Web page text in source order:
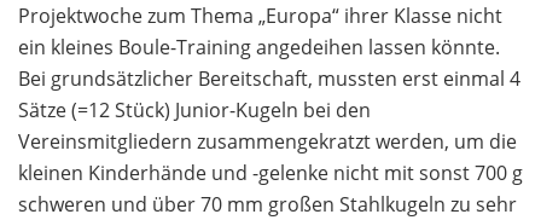
Projektwoche zum Thema „Europa“ ihrer Klasse nicht
ein kleines Boule-Training angedeihen lassen könnte.
Bei grundsätzlicher Bereitschaft, mussten erst einmal 4
Sätze (=12 Stück) Junior-Kugeln bei den
Vereinsmitgliedern zusammengekratzt werden, um die
kleinen Kinderhände und -gelenke nicht mit sonst 700 g
schweren und über 70 mm großen Stahlkugeln zu sehr